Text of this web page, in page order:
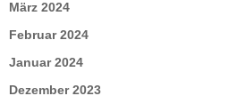
März 2024
Februar 2024
Januar 2024
Dezember 2023